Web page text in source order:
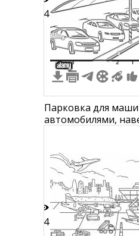
14
2 3 2 1
Парковка для
автомобилями,
24